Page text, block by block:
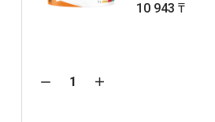
10 943 ₸
Всё для